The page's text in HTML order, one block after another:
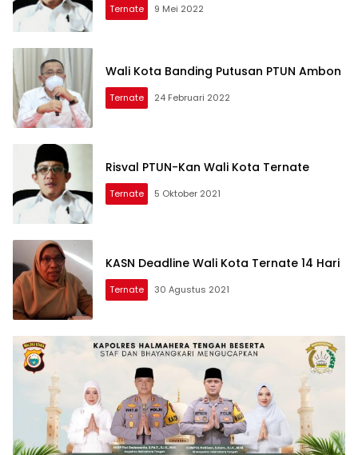
Ternate 9 Mei 2022
Wali Kota Banding Putusan PTUN Ambon
Ternate 24 Februari 2022
Risval PTUN-Kan Wali Kota Ternate
Ternate 5 Oktober 2021
KASN Deadline Wali Kota Ternate 14 Hari
Ternate 30 Agustus 2021